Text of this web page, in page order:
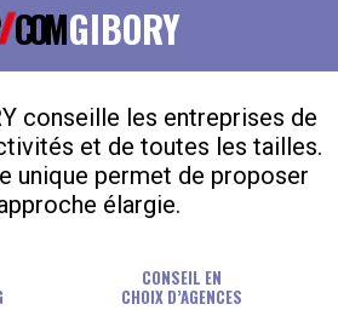
COMGIBORY
conseille les entreprises de
et de toutes les tailles.
unique permet de proposer
élargie.
CONSEIL EN
CHOIX D’AGENCES